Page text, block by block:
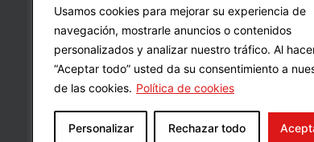
Usamos cookies para mejorar su experiencia de
navegación, mostrarle anuncios o contenidos
personalizados y analizar nuestro tráfico. Al
“Aceptar todo” usted da su consentimiento a
de las cookies. Política de cookies
Personalizar Rechazar todo